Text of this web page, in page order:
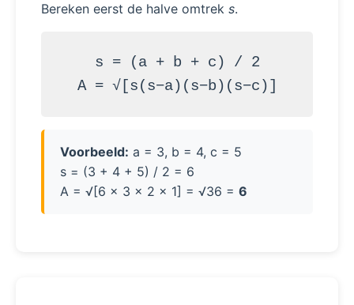
Bereken eerst de halve omtrek s.
s = (a + b + c) / 2
A = √[s(s−a)(s−b)(s−c)]
Voorbeeld: a = 3, b = 4, c = 5
s = (3 + 4 + 5) / 2 = 6
A = √[6 × 3 × 2 × 1] = √36 = 6